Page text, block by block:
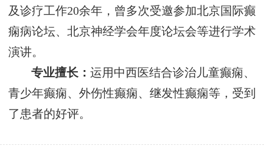
及诊疗工作20余年，曾多次受邀参加北京国际癫
痫病论坛、北京神经学会年度论坛会等进行学术
演讲。
专业擅长：运用中西医结合诊治儿童癫痫、
青少年癫痫、外伤性癫痫、继发性癫痫等，受到
了患者的好评。